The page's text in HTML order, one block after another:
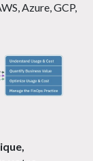
Azure, GCP,